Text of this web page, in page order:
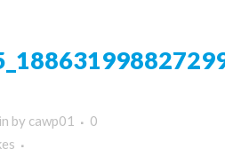
in by cawp01
0